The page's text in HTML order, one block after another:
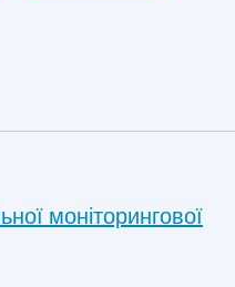
моніторингової